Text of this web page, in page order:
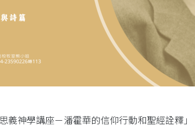
義神學講座－潘霍華的信仰行動和聖經詮釋